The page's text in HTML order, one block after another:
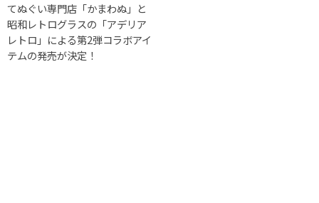
てぬぐい専門店「かまわぬ」と
昭和レトログラスの「アデリア
レトロ」による第2弾コラボアイ
テムの発売が決定！